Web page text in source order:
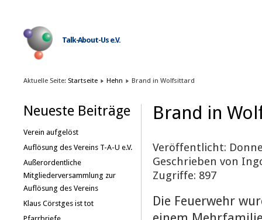
Talk-About-Us e.V.
Aktuelle Seite: Startseite Hehn Brand in Wolfsittard
Neueste Beiträge
Verein aufgelöst
Auflösung des Vereins T-A-U e.V.
Außerordentliche
Mitgliederversammlung zur
Auflösung des Vereins
Klaus Cörstges ist tot
Brand in
Veröffentlicht:
Geschrieben von
Zugriffe: 897
Die Feuerwehr